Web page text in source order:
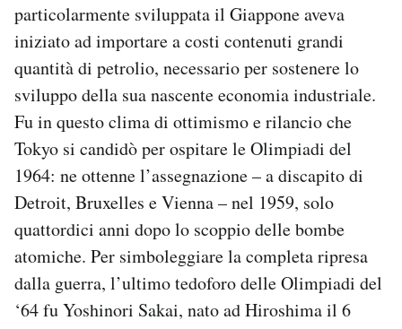
particolarmente sviluppata il Giappone aveva
iniziato ad importare a costi contenuti grandi
quantità di petrolio, necessario per sostenere lo
sviluppo della sua nascente economia industriale.
Fu in questo clima di ottimismo e rilancio che
Tokyo si candidò per ospitare le Olimpiadi del
1964: ne ottenne l’assegnazione – a discapito di
Detroit, Bruxelles e Vienna – nel 1959, solo
quattordici anni dopo lo scoppio delle bombe
atomiche. Per simboleggiare la completa ripresa
dalla guerra, l’ultimo tedoforo delle Olimpiadi del
‘64 fu Yoshinori Sakai, nato ad Hiroshima il 6